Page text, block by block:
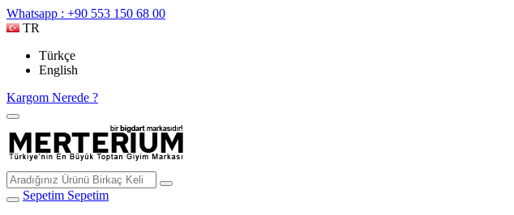
Whatsapp : +90 553 150 68 00
TR
Türkçe
English
Kargom Nerede ?
Sepetim Sepetim